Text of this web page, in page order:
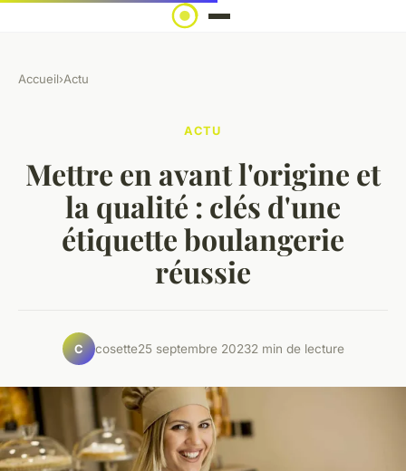
Accueil›Actu
ACTU
Mettre en avant l'origine et
la qualité : clés d'une
étiquette boulangerie
réussie
C cosette25 septembre 20232 min de lecture